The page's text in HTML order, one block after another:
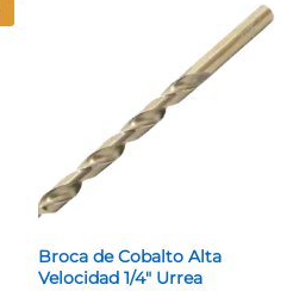
Broca de Cobalto Alta
Velocidad 1/4″ Urrea